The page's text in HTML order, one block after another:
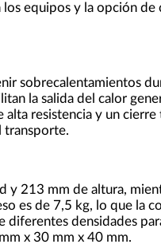
equipos y la opción de
sobrecalentamientos
la salida del calor
resistencia y un
transporte.
y 213 mm de altura,
es de 7,5 kg, lo que la
diferentes densidades
x 30 mm x 40 mm.